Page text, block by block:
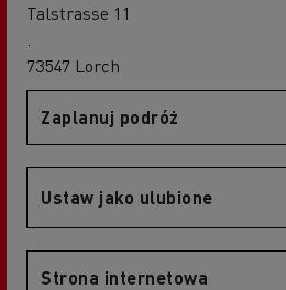
Talstrasse 11
73547 Lorch
Zaplanuj podróż
Ustaw jako ulubione
Strona internetowa